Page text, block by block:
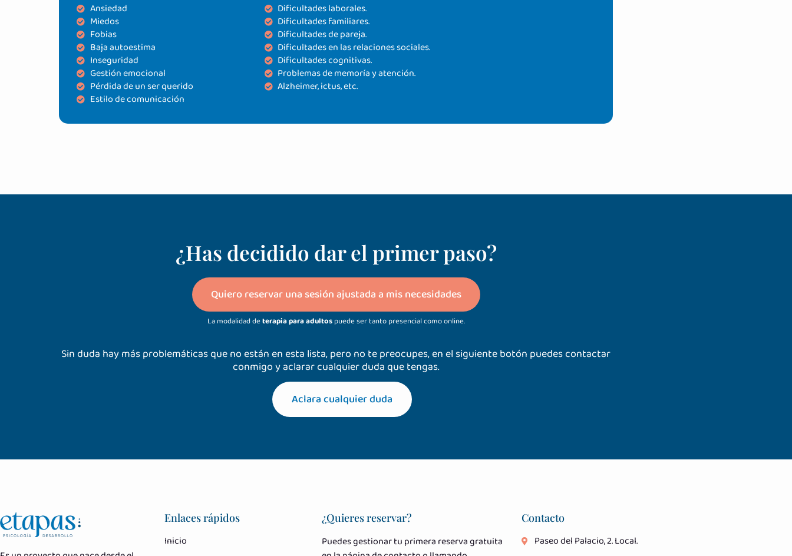
Ansiedad
Miedos
Fobias
Baja autoestima
Inseguridad
Gestión emocional
Pérdida de un ser querido
Estilo de comunicación
Dificultades laborales.
Dificultades familiares.
Dificultades de pareja.
Dificultades en las relaciones sociales.
Dificultades cognitivas.
Problemas de memoría y atención.
Alzheimer, ictus, etc.
¿Has decidido dar el primer paso?
Quiero reservar una sesión ajustada a mis necesidades
La modalidad deterapia para adultospuede ser tanto presencial como online.
Sin duda hay más problemáticas que no están en esta lista, pero no te preocupes, en el siguiente botón puedes contactar
conmigo y aclarar cualquier duda que tengas.
Aclara cualquier duda
Enlaces rápidos
Inicio
¿Quieres reservar?
Puedes gestionar tu primera reserva gratuita
Contacto
Paseo del Palacio, 2. Local.